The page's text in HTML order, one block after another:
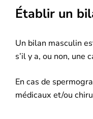
Établir un
Un bilan masculin
s’il y a, ou non, une
En cas de
médicaux et/ou